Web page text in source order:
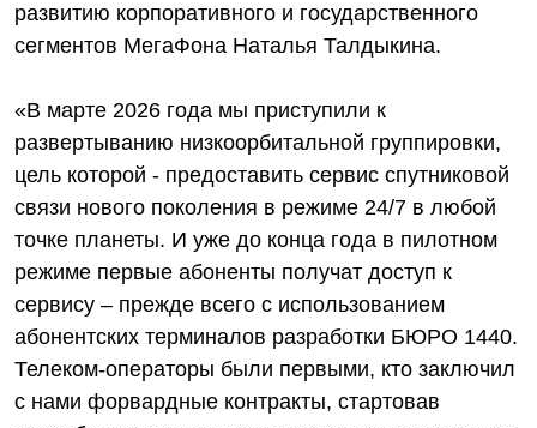
развитию корпоративного и государственного
сегментов МегаФона Наталья Талдыкина.
«В марте 2026 года мы приступили к
развертыванию низкоорбитальной группировки,
цель которой - предоставить сервис спутниковой
связи нового поколения в режиме 24/7 в любой
точке планеты. И уже до конца года в пилотном
режиме первые абоненты получат доступ к
сервису – прежде всего с использованием
абонентских терминалов разработки БЮРО 1440.
Телеком-операторы были первыми, кто заключил
с нами форвардные контракты, стартовав